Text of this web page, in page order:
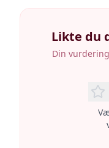
Likte du
Din